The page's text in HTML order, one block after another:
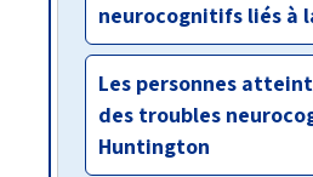
neurocognitifs liés à
Les personnes
des troubles
Huntington